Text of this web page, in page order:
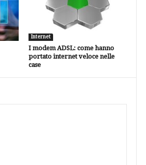
Internet
I modem ADSL: come hanno
portato internet veloce nelle
case